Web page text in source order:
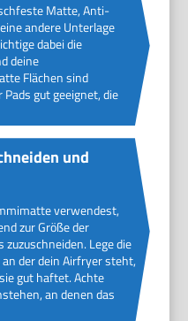
Matte, Anti-
andere Unterlage
dabei die
deine
Flächen sind
gut geeignet, die
und
verwendest,
zur Größe der
Lege die
der dein Airfryer steht,
gut haftet. Achte
an denen das